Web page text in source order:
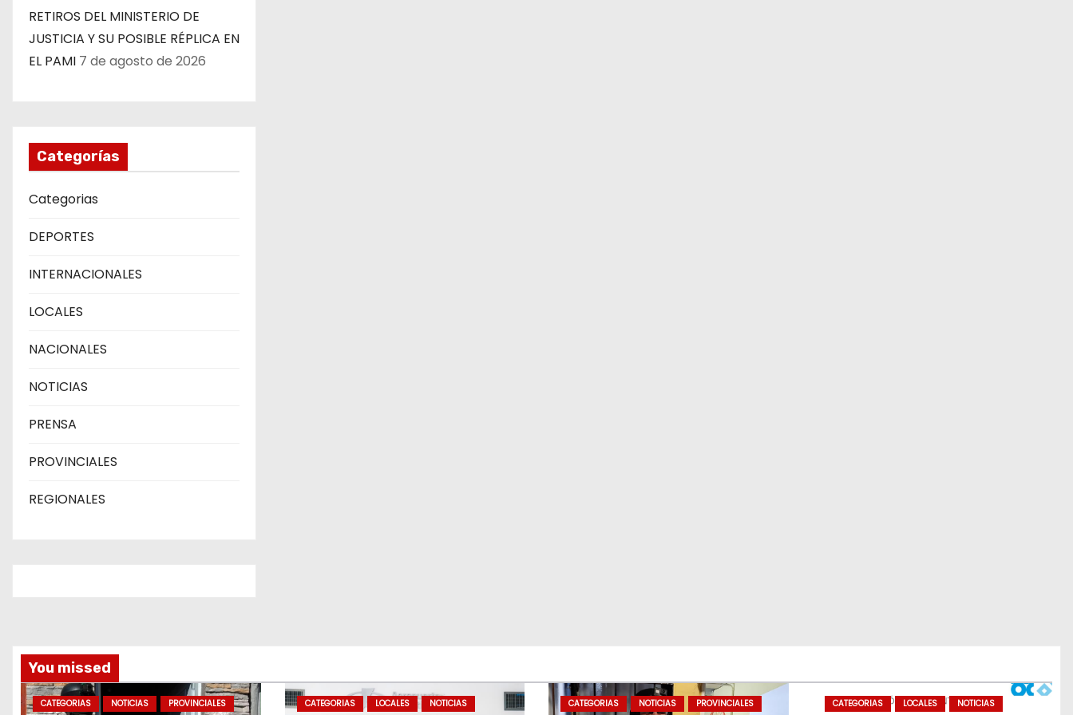
RETIROS DEL MINISTERIO DE
JUSTICIA Y SU POSIBLE RÉPLICA EN
EL PAMI 7 de agosto de 2026
Categorías
Categorias
DEPORTES
INTERNACIONALES
LOCALES
NACIONALES
NOTICIAS
PRENSA
PROVINCIALES
REGIONALES
You missed
CATEGORIAS NOTICIAS PROVINCIALES CATEGORIAS LOCALES NOTICIAS CATEGORIAS NOTICIAS PROVINCIALES CATEGORIAS LOCALES NOTICIAS